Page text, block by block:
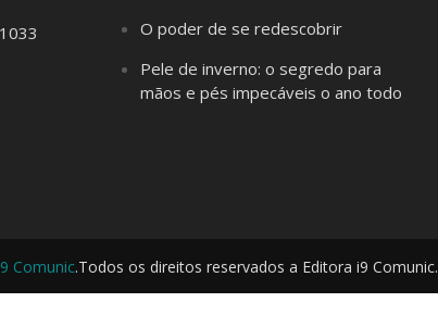
O poder de se redescobrir
Pele de inverno: o segredo para
mãos e pés impecáveis o ano todo
Comunic.Todos os direitos reservados a Editora i9 Comunic.